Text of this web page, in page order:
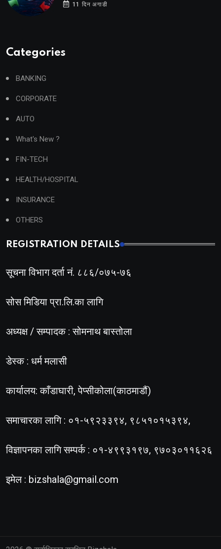
11 दिन अगाडी
Categories
BANKING
CORPORATE
AUTO
What's New ?
FIN-TECH
HEALTH/HOSPITAL
INSURANCE
OTHERS
REGISTRATION DETAILS
सूचना विभाग दर्ता नं. ८८६/०७५-७६
सोस मिडिया प्रा.लि.का लागि
अध्यक्ष / सम्पादक : सोमनाथ बास्तोला
डेस्क : धर्म मलासी
कार्यालय: काँडाघारी, पेप्सीकोला(काठमाडौं)
समाचारका लागि : ०१-५९२३३९४, ९८५१०१५३९४,
विज्ञापनका लागि सम्पर्क : ०१-४९९३१९७, ९७०३०११६२६
इमेल : bizshala@gmail.com